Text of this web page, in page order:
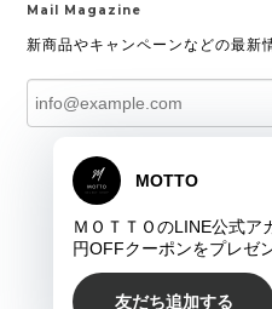
Mail Magazine
新商品やキャンペーンなどの最新